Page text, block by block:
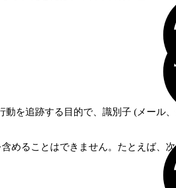
を追跡する目的で、識別子 (メール
ることはできません。たとえば、次